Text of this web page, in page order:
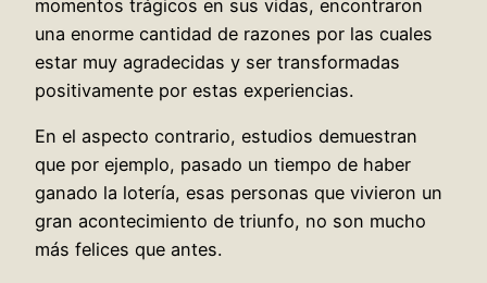
momentos trágicos en sus vidas, encontraron
una enorme cantidad de razones por las cuales
estar muy agradecidas y ser transformadas
positivamente por estas experiencias.
En el aspecto contrario, estudios demuestran
que por ejemplo, pasado un tiempo de haber
ganado la lotería, esas personas que vivieron un
gran acontecimiento de triunfo, no son mucho
más felices que antes.